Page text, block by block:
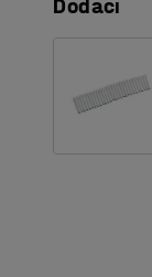
Dodaci